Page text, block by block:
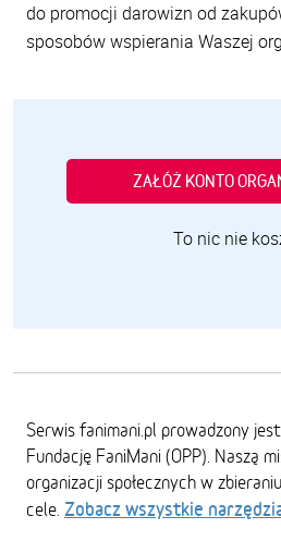
do promocji darowizn od
sposobów wspierania Waszej
ZAŁÓŻ KONTO
To nic nie
Serwis fanimani.pl prowadzony
Fundację FaniMani (OPP). Naszą
organizacji społecznych w
cele. Zobacz wszystkie